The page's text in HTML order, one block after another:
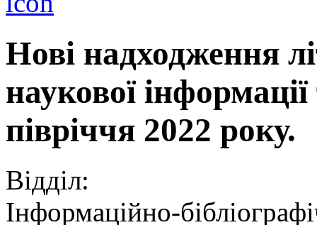
Нові надходження
наукової інформації
півріччя 2022 року.
Відділ:
Інформаційно-